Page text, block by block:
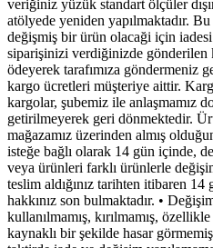
veriğiniz yüzük standart ölçüler
atölyede yeniden yapılmaktadır.
değişmiş bir ürün olacaği için iadesi
siparişinizi verdiğinizde
ödeyerek tarafımıza göndermeniz
kargo ücretleri müşteriye aittir.
kargolar, şubemiz ile anlaşmamız
getirilmeyerek geri dönmektedir.
mağazamız üzerinden almış
isteğe bağlı olarak 14 gün içinde,
veya ürünleri farklı ürünlerle
teslim aldığınız tarihten itibaren
hakkınız son bulmaktadır. •
kullanılmamış, kırılmamış,
kaynaklı bir şekilde hasar